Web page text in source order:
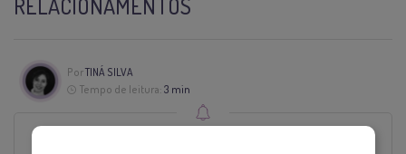
RELACIONAMENTOS
PorTINÁ SILVA
Tempo de leitura: 3 min